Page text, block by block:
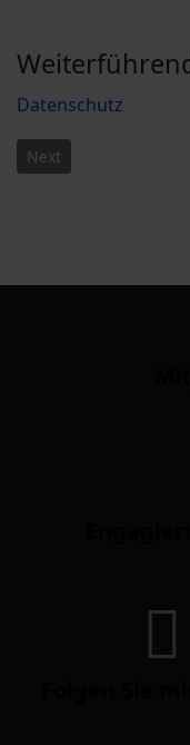
Datenschutz
Next article: Aus der
Next